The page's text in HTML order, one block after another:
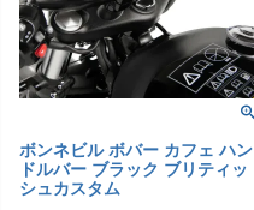
ボンネビル ボバー カフェ ハン
ドルバー ブラック ブリティッ
シュカスタム